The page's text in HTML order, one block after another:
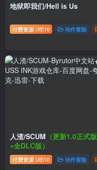
地狱即我们/Hell is Us
付费资源 U币10 动作冒险
人渣/SCUM （更新1.0正式版
+全DLC版）
付费资源 U币10 动作冒险